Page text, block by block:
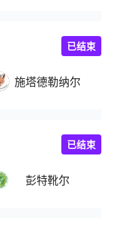
施塔德勒纳尔
已结束
彭特靴尔
已结束